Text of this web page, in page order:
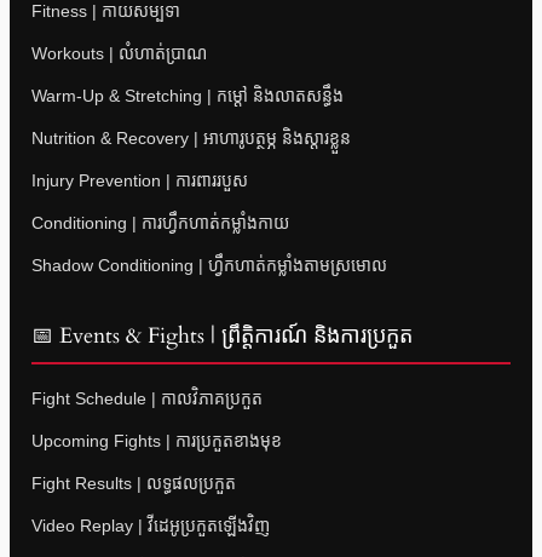
Fitness | កាយសម្បទា
Workouts | លំហាត់ប្រាណ
Warm-Up & Stretching | កម្តៅ និងលាតសន្ធឹង
Nutrition & Recovery | អាហារូបត្ថម្ភ និងស្តារខ្លួន
Injury Prevention | ការពាររបួស
Conditioning | ការហ្វឹកហាត់កម្លាំងកាយ
Shadow Conditioning | ហ្វឹកហាត់កម្លាំងតាមស្រមោល
📅 Events & Fights | ព្រឹត្តិការណ៍ និងការប្រកួត
Fight Schedule | កាលវិភាគប្រកួត
Upcoming Fights | ការប្រកួតខាងមុខ
Fight Results | លទ្ធផលប្រកួត
Video Replay | វីដេអូប្រកួតឡើងវិញ